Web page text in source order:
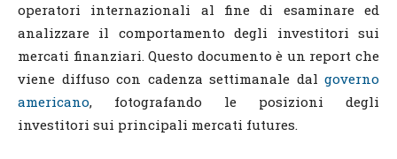
operatori internazionali al fine di esaminare ed
analizzare il comportamento degli investitori sui
mercati finanziari. Questo documento è un report che
viene diffuso con cadenza settimanale dal governo
americano, fotografando le posizioni degli
investitori sui principali mercati futures.